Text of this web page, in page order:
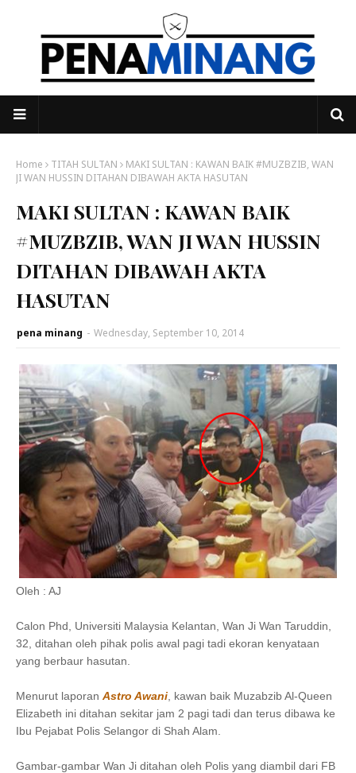
Home TITAH SULTAN
MAKI SULTAN : KAWAN BAIK #MUZBZIB, WAN
JI WAN HUSSIN DITAHAN DIBAWAH AKTA HASUTAN
MAKI SULTAN : KAWAN BAIK
#MUZBZIB, WAN JI WAN HUSSIN
DITAHAN DIBAWAH AKTA
HASUTAN
pena minang - Wednesday, September 10, 2014
Oleh : AJ
Calon Phd, Universiti Malaysia Kelantan, Wan Ji Wan Taruddin,
32, ditahan oleh pihak polis awal pagi tadi ekoran kenyataan
yang berbaur hasutan.
Menurut laporan Astro Awani , kawan baik Muzabzib Al-Queen
Elizabeth ini ditahan sekitar jam 2 pagi tadi dan terus dibawa ke
Ibu Pejabat Polis Selangor di Shah Alam.
Gambar-gambar Wan Ji ditahan oleh Polis yang diambil dari FB